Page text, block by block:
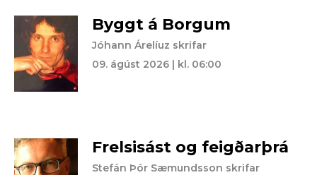
Byggt á Borgum
Jóhann Árelíuz skrifar
09. ágúst 2026 | kl. 06:00
Frelsisást og feigðarþrá
Stefán Þór Sæmundsson skrifar